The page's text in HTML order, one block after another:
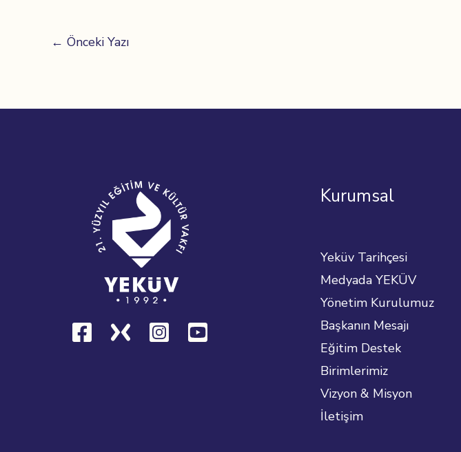
← Önceki Yazı
Kurumsal
Yeküv Tarihçesi
Medyada YEKÜV
Yönetim Kurulumuz
Başkanın Mesajı
Eğitim Destek
Birimlerimiz
Vizyon & Misyon
İletişim